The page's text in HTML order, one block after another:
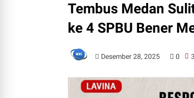
Tembus Medan
ke 4 SPBU Bener
Desember 28, 2025 0